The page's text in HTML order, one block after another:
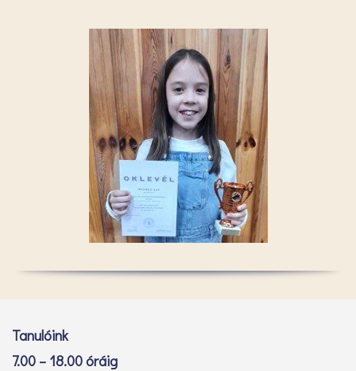
Tanulóink
7.00 – 18.00 óráig